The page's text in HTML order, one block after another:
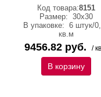
Код товара:8151
Размер: 30х30
В упаковке: 6 штук/
кв.м
9456.82 руб. /
В корзину